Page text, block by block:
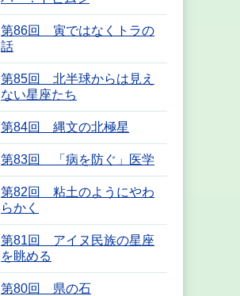
第86回 寅ではなくトラの
話
第85回 北半球からは見え
ない星座たち
第84回 縄文の北極星
第83回 「病を防ぐ」医学
第82回 粘土のようにやわ
らかく
第81回 アイヌ民族の星座
を眺める
第80回 県の石